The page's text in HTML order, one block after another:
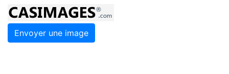
Envoyer une image